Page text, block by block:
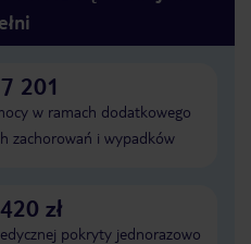
201
w ramach dodatkowego
zachorowań i wypadków
zł
pokryty jednorazowo